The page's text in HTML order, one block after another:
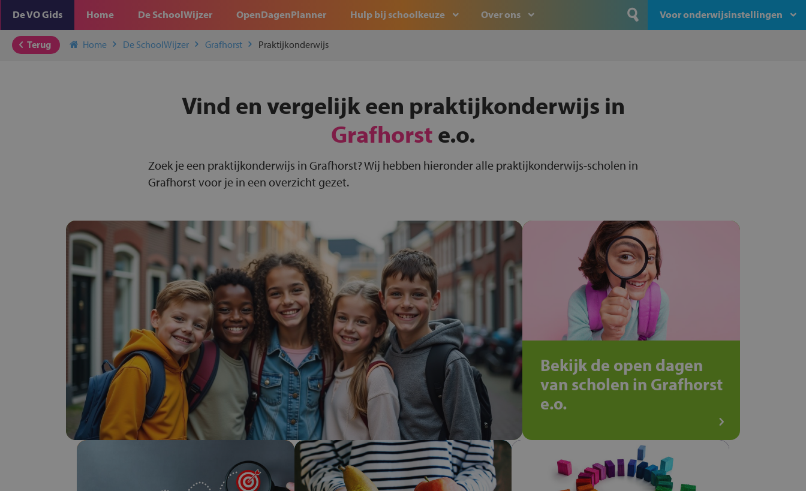
De VO Gids Home De SchoolWijzer OpenDagenPlanner Hulp bij schoolkeuze Over ons Voor onderwijsinstellingen
Terug Home De SchoolWijzer Grafhorst Praktijkonderwijs
Vind en vergelijk een praktijkonderwijs in
Grafhorste.o.
Zoek je een praktijkonderwijs in Grafhorst? Wij hebben hieronder alle praktijkonderwijs-scholen in
Grafhorst voor je in een overzicht gezet.
Bekijk de open dagen
van scholen in Grafhorst
e.o.